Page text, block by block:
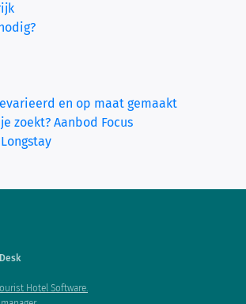
en op maat gemaakt
zoekt? Aanbod Focus
Hotel Software.